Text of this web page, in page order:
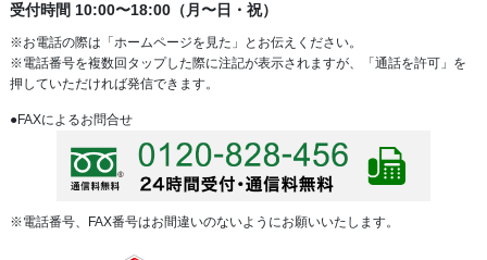
受付時間 10:00〜18:00（月〜日・祝）
※お電話の際は「ホームページを見た」とお伝えください。
※電話番号を複数回タップした際に注記が表示されますが、「通話を許可」を
押していただければ発信できます。
●FAXによるお問合せ
※電話番号、FAX番号はお間違いのないようにお願いいたします。